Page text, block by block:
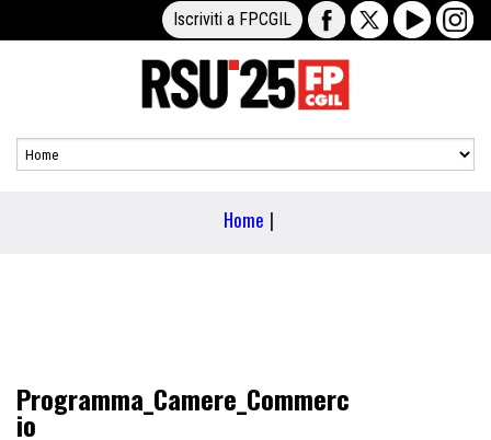
Iscriviti a FPCGIL
Home |
Programma_Camere_Commerc
io